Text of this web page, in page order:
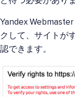
Yandex Webmaster
クして、サイトが
認できます。